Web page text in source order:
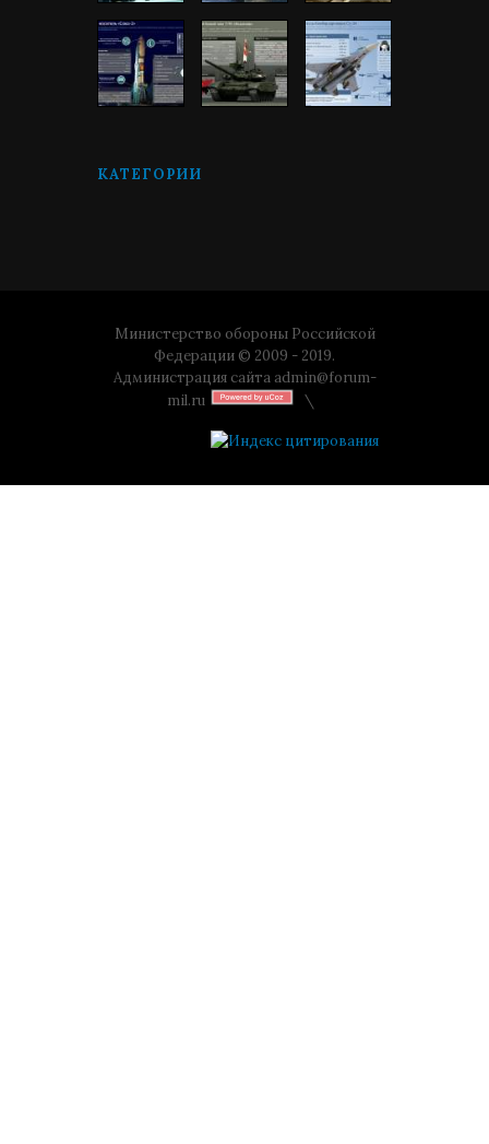
КАТЕГОРИИ
Министерство обороны Российской
Федерации © 2009 - 2019.
Администрация сайта admin@forum-
mil.ru